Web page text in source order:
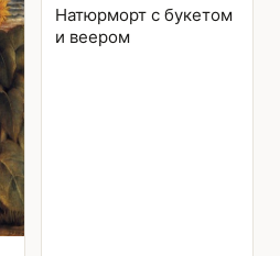
Натюрморт с букетом
и веером